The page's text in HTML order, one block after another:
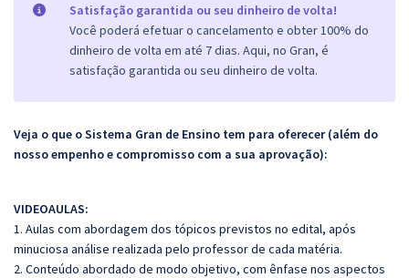
Satisfação garantida ou seu dinheiro de volta!
Você poderá efetuar o cancelamento e obter 100% do
dinheiro de volta em até 7 dias. Aqui, no Gran, é
satisfação garantida ou seu dinheiro de volta.
Veja o que o Sistema Gran de Ensino tem para oferecer (além do
nosso empenho e compromisso com a sua aprovação):
VIDEOAULAS:
1. Aulas com abordagem dos tópicos previstos no edital, após
minuciosa análise realizada pelo professor de cada matéria.
2. Conteúdo abordado de modo objetivo, com ênfase nos aspectos